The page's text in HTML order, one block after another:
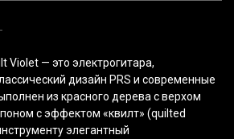
Violet — это электрогитара,
дизайн PRS и современные
из красного дерева с верхом
с эффектом «квилт» (quilted
элегантный